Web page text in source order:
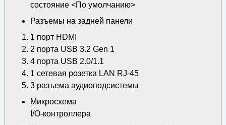
состояние <По умолчанию>
Разъемы на задней панели
1 порт HDMI
2 порта USB 3.2 Gen 1
4 порта USB 2.0/1.1
1 сетевая розетка LAN RJ-45
3 разъема аудиоподсистемы
Микросхема
I/O-контроллера